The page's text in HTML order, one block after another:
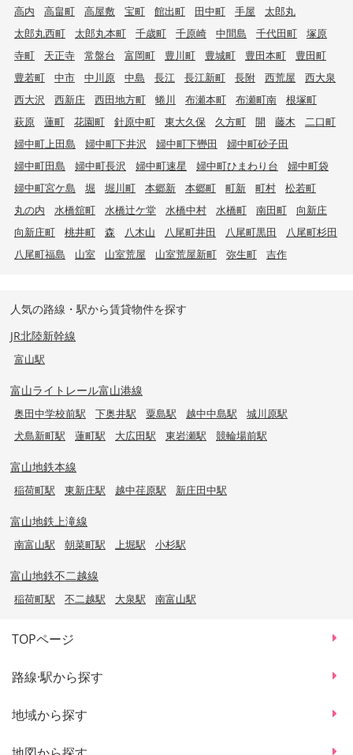
高内
高畠町 高屋敷 宝町 館出町 田中町 手屋
太郎丸
太郎丸西町
太郎丸本町 千歳町 千原崎 中間島 千代田町
塚原
寺町
天正寺 常盤台 富岡町 豊川町 豊城町 豊田本町
豊田町
豊若町
中市 中川原 中島 長江 長江新町 長附 西荒屋
西大泉
西大沢
西新庄 西田地方町 蜷川 布瀬本町 布瀬町南
根塚町
萩原
蓮町 花園町 針原中町 東大久保 久方町 開 藤木
二口町
婦中町上田島
婦中町下井沢 婦中町下轡田
婦中町砂子田
婦中町田島
婦中町長沢 婦中町速星 婦中町ひまわり台
婦中町袋
婦中町宮ケ島
堀 堀川町 本郷新 本郷町 町新 町村
松若町
丸の内
水橋舘町 水橋辻ケ堂 水橋中村 水橋町 南田町
向新庄
向新庄町
桃井町 森 八木山 八尾町井田 八尾町黒田
八尾町杉田
八尾町福島
山室 山室荒屋 山室荒屋新町 弥生町 吉作
人気の路線・駅から賃貸物件を探す
JR北陸新幹線
富山駅
富山ライトレール富山港線
奥田中学校前駅 下奥井駅 粟島駅 越中中島駅
城川原駅
犬島新町駅
蓮町駅 大広田駅 東岩瀬駅 競輪場前駅
富山地鉄本線
稲荷町駅 東新庄駅 越中荏原駅 新庄田中駅
富山地鉄上滝線
南富山駅 朝菜町駅 上堀駅 小杉駅
富山地鉄不二越線
稲荷町駅 不二越駅 大泉駅 南富山駅
TOPページ
路線·駅から探す
地域から探す